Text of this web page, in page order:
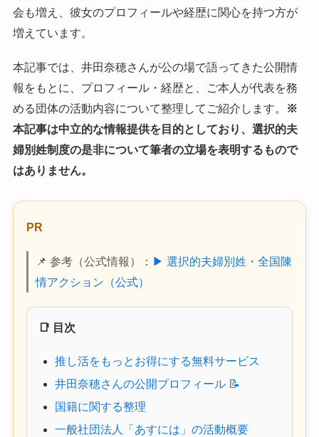
会も増え、彼女のプロフィールや経歴に関心を持つ方が
増えています。
本記事では、井田奈穂さんが公の場で語ってきた公開情
報をもとに、プロフィール・経歴と、ご本人が代表を務
める団体の活動内容について整理してご紹介します。
※
本記事は中立的な情報提供を目的としており、選択的夫
婦別姓制度の是非について筆者の立場を表明するもので
はありません。
PR
📌 参考（公式情報）： ▶ 選択的夫婦別姓・全国陳
情アクション（公式）
📑 目次
推し活をもっとお得にする無料サービス
井田奈穂さんの公開プロフィール 📝
国籍に関する整理
一般社団法人「あすには」の活動概要